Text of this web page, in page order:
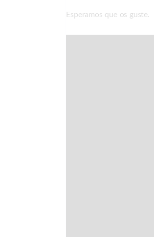
Esperamos que os guste.